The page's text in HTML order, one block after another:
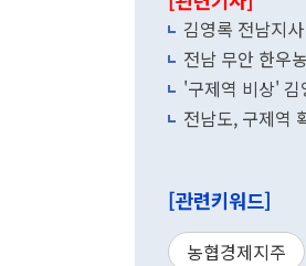
김영록 전남지
전남 무안 한우
'구제역 비상'
전남도, 구제역
[관련키워드]
농협경제지주